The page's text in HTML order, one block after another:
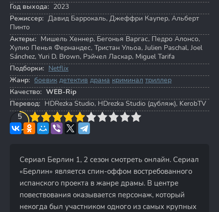
Год выхода: 2023
Режиссер: Давид Баррокаль, Джеффри Каупер, Альберт
Пинто
Актеры: Мишель Хеннер, Бегонья Варгас, Педро Алонсо,
Хулио Пенья Фернандес, Тристан Ульоа, Julien Paschal, Joel
Sánchez, Yuri D. Brown, Рэйчел Ласкар, Miguel Tarifa
Подборки: Netflix
Жанр: боевик детектив драма криминал триллер
Качество: WEB-Rip
Перевод: HDRezka Studio, HDrezka Studio (дубляж), KerobTV
5
4 5 6 7 8 9 10
Сериал Берлин 1, 2 сезон смотреть онлайн. Сериал
«Берлин» является спин-оффом востребованного
испанского проекта в жанре драмы. В центре
повествования оказывается персонаж, который
некогда был участником одного из самых крупных